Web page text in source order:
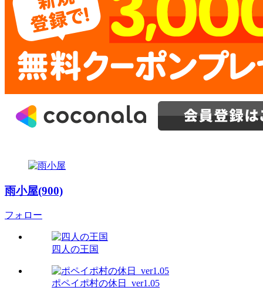
雨小屋(900)
フォロー
四人の王国
ポペイポ村の休日_ver1.05